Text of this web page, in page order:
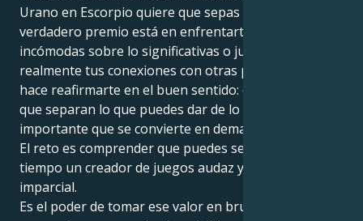
Urano en Escorpio quiere que sepas que el
verdadero premio está en enfrentarte a verdades
incómodas sobre lo significativas o justas que son
realmente tus conexiones con otras personas. Te
hace reafirmarte en el buen sentido: definir las líneas
que separan lo que puedes dar de lo que es tan
importante que se convierte en demasiado problema.
El reto es comprender que puedes ser al mismo
tiempo un creador de juegos audaz y un defensor
imparcial.
Es el poder de tomar ese valor en bruto y convertirlo